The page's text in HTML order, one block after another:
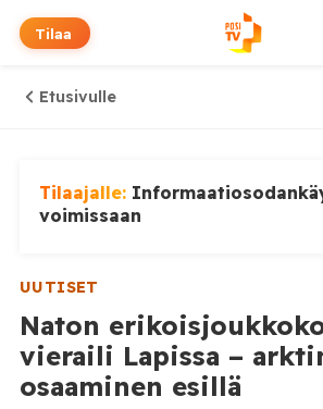
Tilaa
Etusivulle
Tilaajalle:
voimissaan
UUTISET
Naton
vieraili Lapissa –
osaaminen esillä